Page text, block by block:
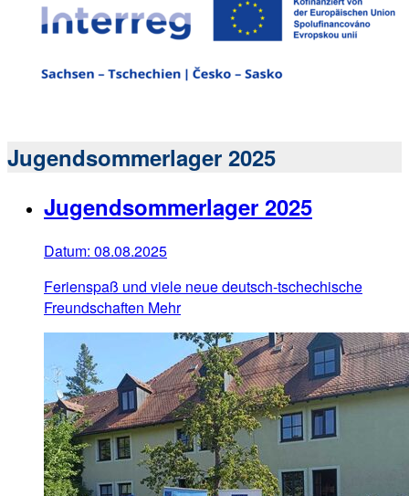
Jugendsommerlager 2025
Jugendsommerlager 2025
Datum: 08.08.2025
Ferienspaß und viele neue deutsch-tschechische
Freundschaften Mehr